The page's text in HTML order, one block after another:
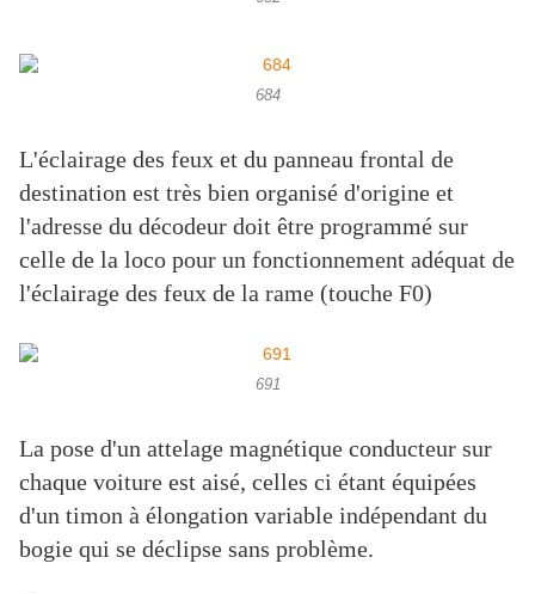
684
L'éclairage des feux et du panneau frontal de
destination est très bien organisé d'origine et
l'adresse du décodeur doit être programmé sur
celle de la loco pour un fonctionnement adéquat de
l'éclairage des feux de la rame (touche F0)
691
La pose d'un attelage magnétique conducteur sur
chaque voiture est aisé, celles ci étant équipées
d'un timon à élongation variable indépendant du
bogie qui se déclipse sans problème.